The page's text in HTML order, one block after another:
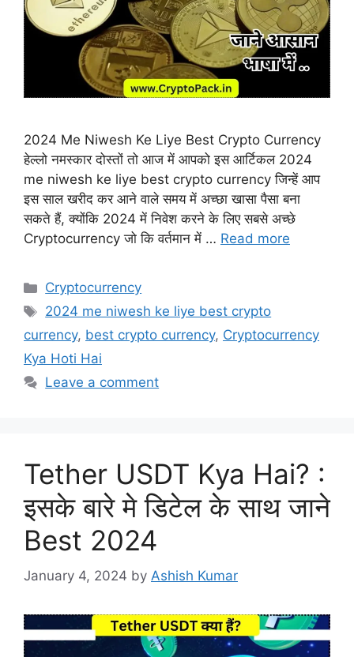
2024 Me Niwesh Ke Liye Best Crypto Currency
हेल्लो नमस्कार दोस्तों तो आज में आपको इस आर्टिकल 2024
me niwesh ke liye best crypto currency जिन्हें आप
इस साल खरीद कर आने वाले समय में अच्छा खासा पैसा बना
सकते हैं, क्योंकि 2024 में निवेश करने के लिए सबसे अच्छे
Cryptocurrency जो कि वर्तमान में … Read more
Categories
Cryptocurrency
Tags
2024 me niwesh ke liye best crypto
currency, best crypto currency, Cryptocurrency
Kya Hoti Hai
Leave a comment
Tether USDT Kya Hai? :
इसके बारे मे डिटेल के साथ जाने
Best 2024
January 4, 2024 by Ashish Kumar